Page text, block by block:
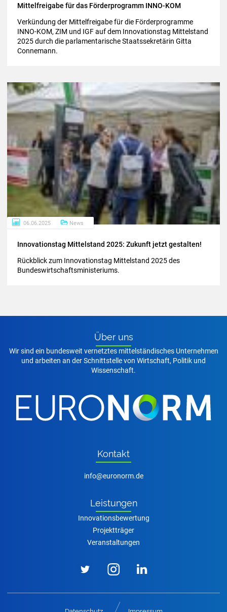
Mit­tel­frei­ga­be für das För­der­pro­gramm INNO-​KOM
Verkündung der Mittelfreigabe für die Förderprogramme
INNO-KOM, ZIM und IGF auf dem Innovationstag Mittelstand
2025 durch die parlamentarische Staatssekretärin Gitta
Connemann.
06.06.2025 News
In­no­va­ti­ons­tag Mit­tel­stand 2025: Zu­kunft jetzt ge­stal­ten!
Rückblick zum Innovationstag Mittelstand 2025 des
Bundeswirtschaftsministeriums.
Über uns
Wir sind ein bundesweit vernetztes mittelständisches Unternehmen
und arbeiten an der Schnittstelle von Wirtschaft, Politik und
Wissenschaft.
Kon­takt
nf r n rm d
Leis­tun­gen
Innovationsbewertung
Projektträger
Veranstaltungen